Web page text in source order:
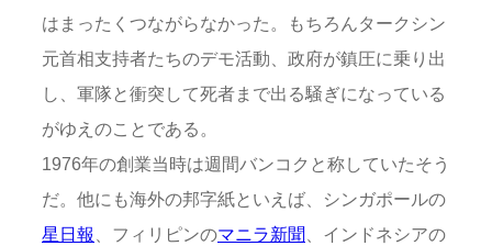
はまったくつながらなかった。もちろんタークシン
元首相支持者たちのデモ活動、政府が鎮圧に乗り出
し、軍隊と衝突して死者まで出る騒ぎになっている
がゆえのことである。
1976年の創業当時は週間バンコクと称していたそう
だ。他にも海外の邦字紙といえば、シンガポールの
星日報
、フィリピンのマニラ新聞
、インドネシアの